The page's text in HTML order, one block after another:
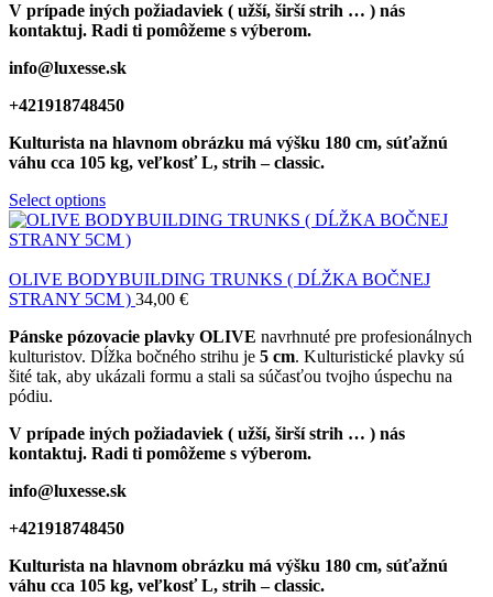
V prípade iných požiadaviek ( užší, širší strih … ) nás
kontaktuj. Radi ti pomôžeme s výberom.
info@luxesse.sk
+421918748450
Kulturista na hlavnom obrázku má výšku 180 cm, súťažnú
váhu cca 105 kg, veľkosť L, strih – classic.
Select options
OLIVE BODYBUILDING TRUNKS ( DĹŽKA BOČNEJ
STRANY 5CM ) 34,00 €
Pánske pózovacie plavky OLIVE navrhnuté pre profesionálnych
kulturistov. Dĺžka bočného strihu je 5 cm. Kulturistické plavky sú
šité tak, aby ukázali formu a stali sa súčasťou tvojho úspechu na
pódiu.
V prípade iných požiadaviek ( užší, širší strih … ) nás
kontaktuj. Radi ti pomôžeme s výberom.
info@luxesse.sk
+421918748450
Kulturista na hlavnom obrázku má výšku 180 cm, súťažnú
váhu cca 105 kg, veľkosť L, strih – classic.